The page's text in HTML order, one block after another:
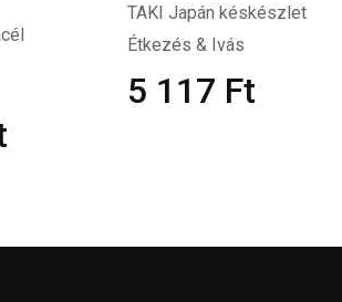
TAKI Japán késkészlet
Étkezés & Ivás
5 117 Ft